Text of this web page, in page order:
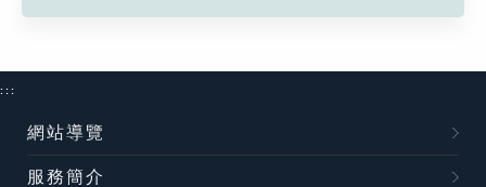
:::
網站導覽
服務簡介